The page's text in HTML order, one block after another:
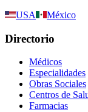
USA
México
Directorio
Médicos
Especialidades
Obras Sociales
Centros de
Farmacias